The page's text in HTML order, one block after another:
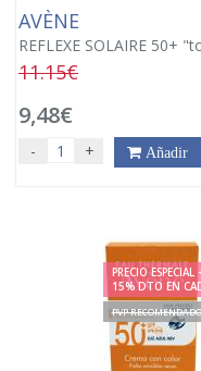
AVÈNE
REFLEXE SOLAIRE 50+
11.15€
9,48€
- + Añadir
PRECIO ESPECIAL
15% DTO EN
PVP